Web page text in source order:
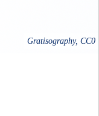
Gratisography, CC0